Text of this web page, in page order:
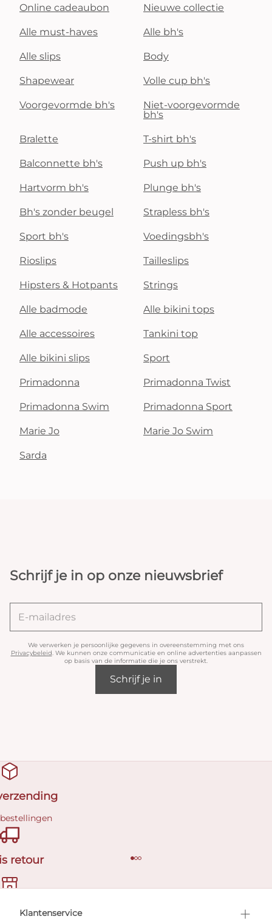
Online cadeaubon Nieuwe collectie
Alle must-haves Alle bh's
Alle slips Body
Shapewear Volle cup bh's
Voorgevormde bh's
Niet-voorgevormde
bh's
Bralette T-shirt bh's
Balconnette bh's Push up bh's
Hartvorm bh's Plunge bh's
Bh's zonder beugel Strapless bh's
Sport bh's Voedingsbh's
Rioslips Tailleslips
Hipsters & Hotpants Strings
Alle badmode Alle bikini tops
Alle accessoires Tankini top
Alle bikini slips Sport
Primadonna Primadonna Twist
Primadonna Swim Primadonna Sport
Marie Jo Marie Jo Swim
Sarda
Schrijf je in op onze nieuwsbrief
We verwerken je persoonlijke gegevens in overeenstemming met ons
Privacybeleid. We kunnen onze communicatie en online advertenties aanpassen
op basis van de informatie die je ons verstrekt.
Schrijf je in
retour
afspraak
Klantenservice